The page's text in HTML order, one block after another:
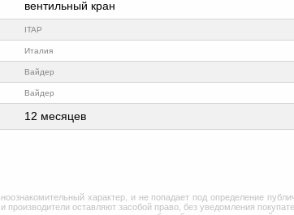
вентильный кран
ITAP
Италия
Вайдер
Вайдер
12 месяцев
характер, и не попадает под определение
оставляют засобой право, без уведомления